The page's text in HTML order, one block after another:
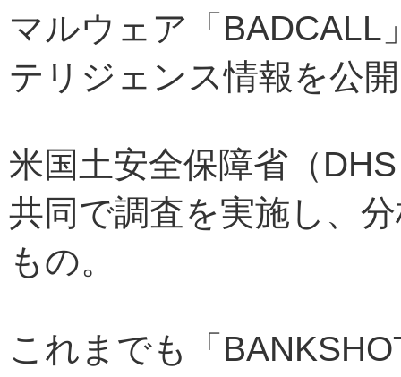
マルウェア「BADCALL
テリジェンス情報を公
米国土安全保障省（
共同で調査を実施し、
もの。
これまでも「